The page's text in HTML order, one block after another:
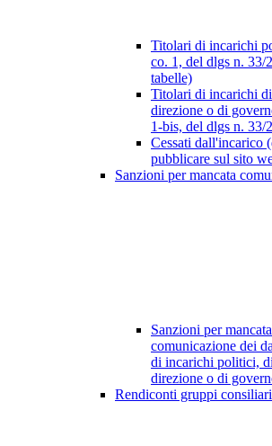
Titolari di incarichi
co. 1, del dlgs n. 33/
tabelle)
Titolari di incarichi
direzione o di
1-bis, del dlgs n. 33/
Cessati dall'incarico
pubblicare sul sito
Sanzioni per mancata
Sanzioni per
comunicazione dei
di incarichi politici,
direzione o di
Rendiconti gruppi